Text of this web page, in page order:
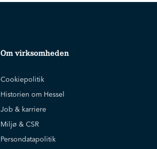
Om virksomheden
Cookiepolitik
Historien om Hessel
Job & karriere
Miljø & CSR
Persondatapolitik